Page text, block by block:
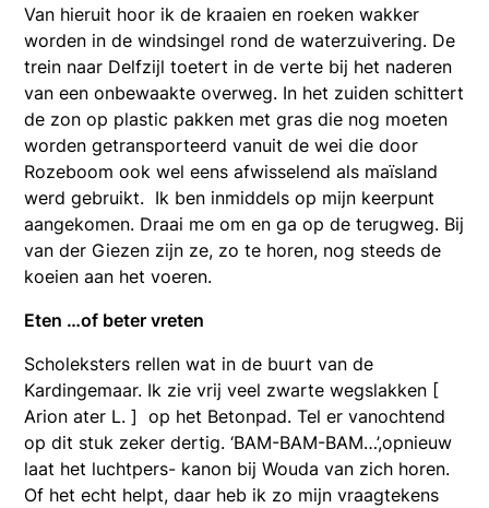
Van hieruit hoor ik de kraaien en roeken wakker
worden in de windsingel rond de waterzuivering. De
trein naar Delfzijl toetert in de verte bij het naderen
van een onbewaakte overweg. In het zuiden schittert
de zon op plastic pakken met gras die nog moeten
worden getransporteerd vanuit de wei die door
Rozeboom ook wel eens afwisselend als maïsland
werd gebruikt. Ik ben inmiddels op mijn keerpunt
aangekomen. Draai me om en ga op de terugweg. Bij
van der Giezen zijn ze, zo te horen, nog steeds de
koeien aan het voeren.
Eten …of beter vreten
Scholeksters rellen wat in de buurt van de
Kardingemaar. Ik zie vrij veel zwarte wegslakken [
Arion ater L. ] op het Betonpad. Tel er vanochtend
op dit stuk zeker dertig. ‘BAM-BAM-BAM…’,opnieuw
laat het luchtpers- kanon bij Wouda van zich horen.
Of het echt helpt, daar heb ik zo mijn vraagtekens